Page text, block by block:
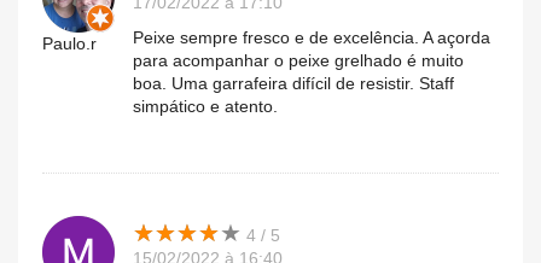
Paulo.r
Peixe sempre fresco e de excelência. A açorda
para acompanhar o peixe grelhado é muito
boa. Uma garrafeira difícil de resistir. Staff
simpático e atento.
★★★★★
★★★★★ 4 / 5
15/02/2022 à 16:40